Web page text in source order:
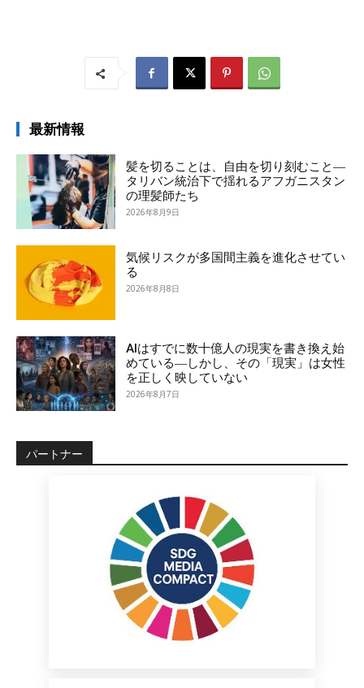
最新情報
髪を切ることは、自由を切り刻むこと―
タリバン統治下で揺れるアフガニスタン
の理髪師たち
2026年8月9日
気候リスクが多国間主義を進化させてい
る
2026年8月8日
AIはすでに数十億人の現実を書き換え始
めている―しかし、その「現実」は女性
を正しく映していない
2026年8月7日
パートナー